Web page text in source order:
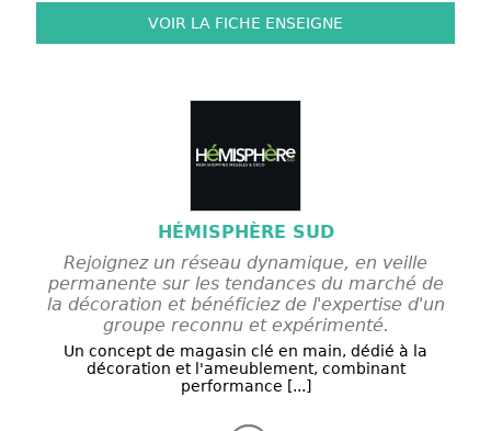
VOIR LA FICHE ENSEIGNE
HÉMISPHÈRE SUD
Rejoignez un réseau dynamique, en veille
permanente sur les tendances du marché de
la décoration et bénéficiez de l'expertise d'un
groupe reconnu et expérimenté.
Un concept de magasin clé en main, dédié à la
décoration et l'ameublement, combinant
performance [...]